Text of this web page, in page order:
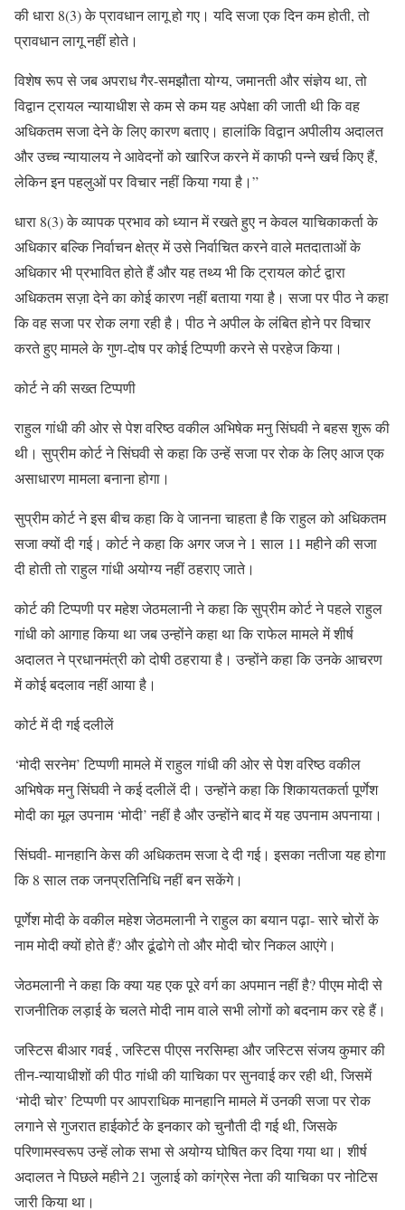
की धारा 8(3) के प्रावधान लागू हो गए। यदि सजा एक दिन कम होती, तो
प्रावधान लागू नहीं होते।
विशेष रूप से जब अपराध गैर-समझौता योग्य, जमानती और संज्ञेय था, तो
विद्वान ट्रायल न्यायाधीश से कम से कम यह अपेक्षा की जाती थी कि वह
अधिकतम सजा देने के लिए कारण बताए। हालांकि विद्वान अपीलीय अदालत
और उच्च न्यायालय ने आवेदनों को खारिज करने में काफी पन्ने खर्च किए हैं,
लेकिन इन पहलुओं पर विचार नहीं किया गया है।”
धारा 8(3) के व्यापक प्रभाव को ध्यान में रखते हुए न केवल याचिकाकर्ता के
अधिकार बल्कि निर्वाचन क्षेत्र में उसे निर्वाचित करने वाले मतदाताओं के
अधिकार भी प्रभावित होते हैं और यह तथ्य भी कि ट्रायल कोर्ट द्वारा
अधिकतम सज़ा देने का कोई कारण नहीं बताया गया है। सजा पर पीठ ने कहा
कि वह सजा पर रोक लगा रही है। पीठ ने अपील के लंबित होने पर विचार
करते हुए मामले के गुण-दोष पर कोई टिप्पणी करने से परहेज किया।
कोर्ट ने की सख्त टिप्पणी
राहुल गांधी की ओर से पेश वरिष्ठ वकील अभिषेक मनु सिंघवी ने बहस शुरू की
थी। सुप्रीम कोर्ट ने सिंघवी से कहा कि उन्हें सजा पर रोक के लिए आज एक
असाधारण मामला बनाना होगा।
सुप्रीम कोर्ट ने इस बीच कहा कि वे जानना चाहता है कि राहुल को अधिकतम
सजा क्यों दी गई। कोर्ट ने कहा कि अगर जज ने 1 साल 11 महीने की सजा
दी होती तो राहुल गांधी अयोग्य नहीं ठहराए जाते।
कोर्ट की टिप्पणी पर महेश जेठमलानी ने कहा कि सुप्रीम कोर्ट ने पहले राहुल
गांधी को आगाह किया था जब उन्होंने कहा था कि राफेल मामले में शीर्ष
अदालत ने प्रधानमंत्री को दोषी ठहराया है। उन्होंने कहा कि उनके आचरण
में कोई बदलाव नहीं आया है।
कोर्ट में दी गई दलीलें
‘मोदी सरनेम’ टिप्पणी मामले में राहुल गांधी की ओर से पेश वरिष्ठ वकील
अभिषेक मनु सिंघवी ने कई दलीलें दी। उन्होंने कहा कि शिकायतकर्ता पूर्णेश
मोदी का मूल उपनाम ‘मोदी’ नहीं है और उन्होंने बाद में यह उपनाम अपनाया।
सिंघवी- मानहानि केस की अधिकतम सजा दे दी गई। इसका नतीजा यह होगा
कि 8 साल तक जनप्रतिनिधि नहीं बन सकेंगे।
पूर्णेश मोदी के वकील महेश जेठमलानी ने राहुल का बयान पढ़ा- सारे चोरों के
नाम मोदी क्यों होते हैं? और ढूंढोगे तो और मोदी चोर निकल आएंगे।
जेठमलानी ने कहा कि क्या यह एक पूरे वर्ग का अपमान नहीं है? पीएम मोदी से
राजनीतिक लड़ाई के चलते मोदी नाम वाले सभी लोगों को बदनाम कर रहे हैं।
जस्टिस बीआर गवई , जस्टिस पीएस नरसिम्हा और जस्टिस संजय कुमार की
तीन-न्यायाधीशों की पीठ गांधी की याचिका पर सुनवाई कर रही थी, जिसमें
‘मोदी चोर’ टिप्पणी पर आपराधिक मानहानि मामले में उनकी सजा पर रोक
लगाने से गुजरात हाईकोर्ट के इनकार को चुनौती दी गई थी, जिसके
परिणामस्वरूप उन्हें लोक सभा से अयोग्य घोषित कर दिया गया था। शीर्ष
अदालत ने पिछले महीने 21 जुलाई को कांग्रेस नेता की याचिका पर नोटिस
जारी किया था।